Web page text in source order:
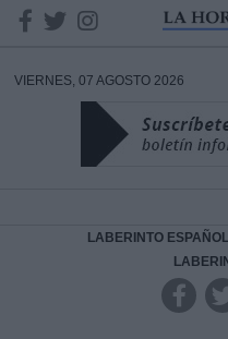
VIERNES, 07 AGOSTO 2026
LABERINTO ESPAÑOL
DATOS
Responsable: